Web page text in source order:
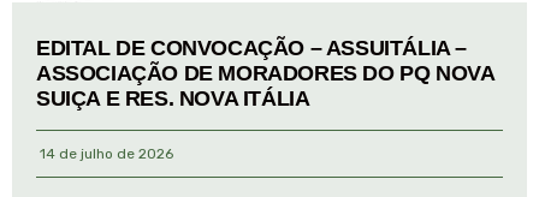
EDITAL DE CONVOCAÇÃO – ASSUITÁLIA –
ASSOCIAÇÃO DE MORADORES DO PQ NOVA
SUIÇA E RES. NOVA ITÁLIA
14 de julho de 2026